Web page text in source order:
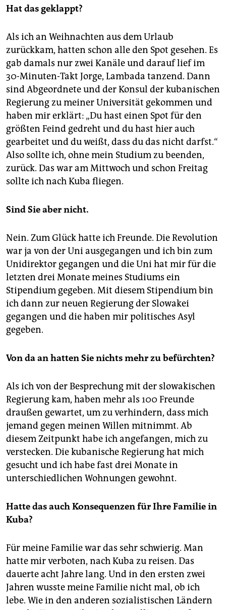
Hat das geklappt?
Als ich an Weihnachten aus dem Urlaub
zurückkam, hatten schon alle den Spot gesehen. Es
gab damals nur zwei Kanäle und darauf lief im
30-Minuten-Takt Jorge, Lambada tanzend. Dann
sind Abgeordnete und der Konsul der kubanischen
Regierung zu meiner Universität gekommen und
haben mir erklärt: „Du hast einen Spot für den
größten Feind gedreht und du hast hier auch
gearbeitet und du weißt, dass du das nicht darfst.“
Also sollte ich, ohne mein Studium zu beenden,
zurück. Das war am Mittwoch und schon Freitag
sollte ich nach Kuba fliegen.
Sind Sie aber nicht.
Nein. Zum Glück hatte ich Freunde. Die Revolution
war ja von der Uni ausgegangen und ich bin zum
Unidirektor gegangen und die Uni hat mir für die
letzten drei Monate meines Studiums ein
Stipendium gegeben. Mit diesem Stipendium bin
ich dann zur neuen Regierung der Slowakei
gegangen und die haben mir politisches Asyl
gegeben.
Von da an hatten Sie nichts mehr zu befürchten?
Als ich von der Besprechung mit der slowakischen
Regierung kam, haben mehr als 100 Freunde
draußen gewartet, um zu verhindern, dass mich
jemand gegen meinen Willen mitnimmt. Ab
diesem Zeitpunkt habe ich angefangen, mich zu
verstecken. Die kubanische Regierung hat mich
gesucht und ich habe fast drei Monate in
unterschiedlichen Wohnungen gewohnt.
Hatte das auch Konsequenzen für Ihre Familie in
Kuba?
Für meine Familie war das sehr schwierig. Man
hatte mir verboten, nach Kuba zu reisen. Das
dauerte acht Jahre lang. Und in den ersten zwei
Jahren wusste meine Familie nicht mal, ob ich
lebe. Wie in den anderen sozialistischen Ländern